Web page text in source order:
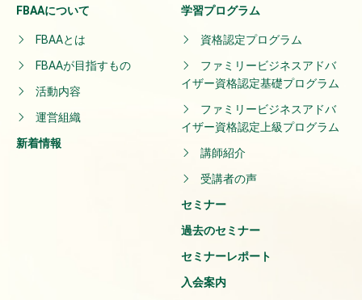
FBAAについて
FBAAとは
FBAAが目指すもの
活動内容
運営組織
新着情報
学習プログラム
資格認定プログラム
ファミリービジネスアドバ
イザー資格認定基礎プログラム
ファミリービジネスアドバ
イザー資格認定上級プログラム
講師紹介
受講者の声
セミナー
過去のセミナー
セミナーレポート
入会案内